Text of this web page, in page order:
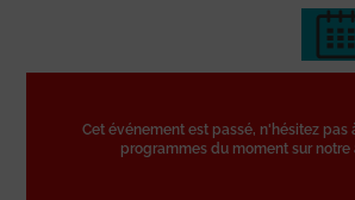
Cet événement est passé, n'hésitez pas
programmes du moment sur notre